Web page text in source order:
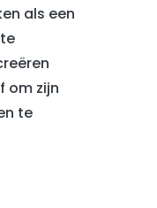
als een
om zijn
te